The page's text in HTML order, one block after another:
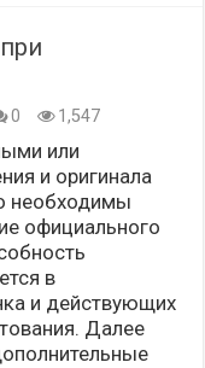
0 1,547
или
и оригинала
необходимы
официального
в
и действующих
Далее